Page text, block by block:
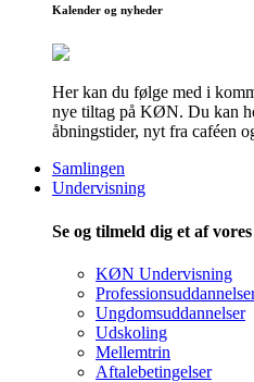
Kalender og nyheder
Her kan du følge med i
nye tiltag på KØN. Du kan
åbningstider, nyt fra caféen
Samlingen
Undervisning
Se og tilmeld dig et af
KØN Undervisning
Ungdomsuddannelser
Udskoling
Mellemtrin
Aftalebetingelser